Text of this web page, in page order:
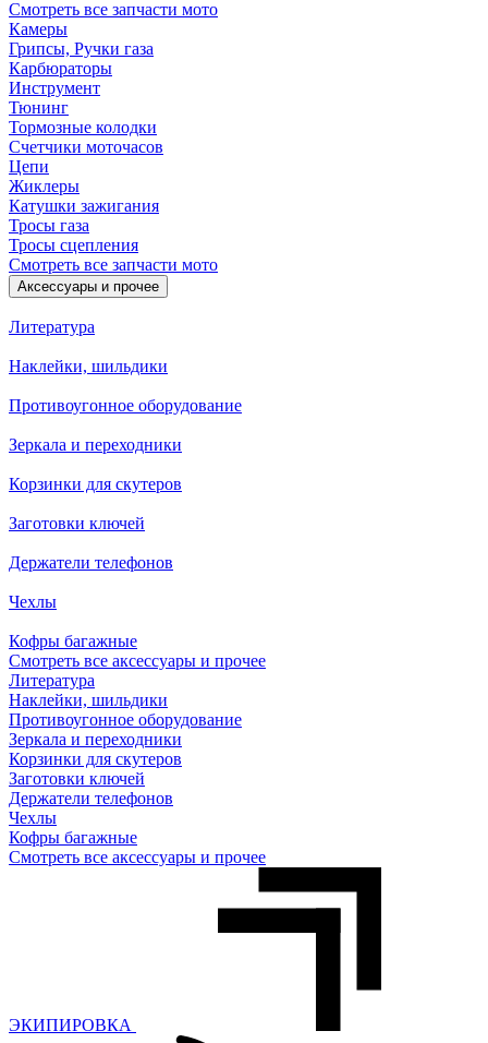
Смотреть все запчасти мото
Камеры
Грипсы, Ручки газа
Карбюраторы
Инструмент
Тюнинг
Тормозные колодки
Счетчики моточасов
Цепи
Жиклеры
Катушки зажигания
Тросы газа
Тросы сцепления
Смотреть все запчасти мото
Аксессуары и прочее
Литература
Наклейки, шильдики
Противоугонное оборудование
Зеркала и переходники
Корзинки для скутеров
Заготовки ключей
Держатели телефонов
Чехлы
Кофры багажные
Смотреть все аксессуары и прочее
Литература
Наклейки, шильдики
Противоугонное оборудование
Зеркала и переходники
Корзинки для скутеров
Заготовки ключей
Держатели телефонов
Чехлы
Кофры багажные
Смотреть все аксессуары и прочее
ЭКИПИРОВКА